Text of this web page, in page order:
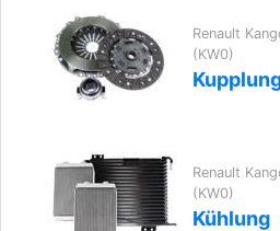
Renault
(KW0)
Renault
(KW0)
Kühlung